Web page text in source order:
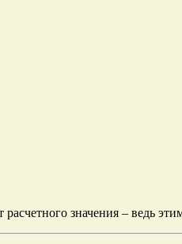
значения – ведь